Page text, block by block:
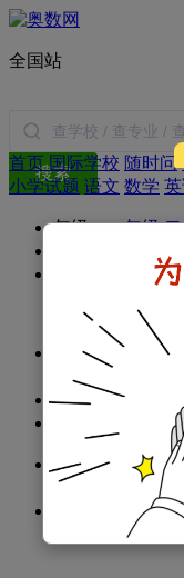
全国站
搜索
首页国际学校 随时问
小学试题 语文 数学
年级：一年级
教
小学： 一年级试
五年级试题
初中：
初一试题
高一试题
考试指南： 资讯
试
名词解释
备考真题： 小